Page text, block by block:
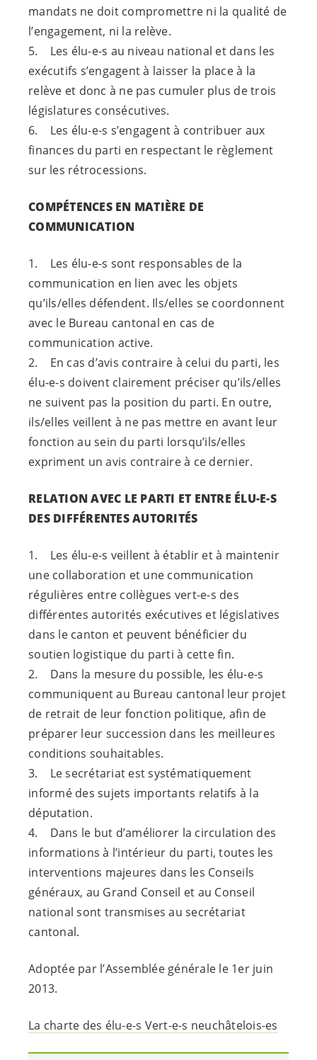
mandats ne doit compromettre ni la qualité de
l’engagement, ni la relève.
5. Les élu-e-s au niveau national et dans les
exécutifs s’engagent à laisser la place à la
relève et donc à ne pas cumuler plus de trois
législatures consécutives.
6. Les élu-e-s s’engagent à contribuer aux
finances du parti en respectant le règlement
sur les rétrocessions.
COMPÉTENCES EN MATIÈRE DE
COMMUNICATION
1. Les élu-e-s sont responsables de la
communication en lien avec les objets
qu’ils/elles défendent. Ils/elles se coordonnent
avec le Bureau cantonal en cas de
communication active.
2. En cas d’avis contraire à celui du parti, les
élu-e-s doivent clairement préciser qu’ils/elles
ne suivent pas la position du parti. En outre,
ils/elles veillent à ne pas mettre en avant leur
fonction au sein du parti lorsqu’ils/elles
expriment un avis contraire à ce dernier.
RELATION AVEC LE PARTI ET ENTRE ÉLU-E-S
DES DIFFÉRENTES AUTORITÉS
1. Les élu-e-s veillent à établir et à maintenir
une collaboration et une communication
régulières entre collègues vert-e-s des
différentes autorités exécutives et législatives
dans le canton et peuvent bénéficier du
soutien logistique du parti à cette fin.
2. Dans la mesure du possible, les élu-e-s
communiquent au Bureau cantonal leur projet
de retrait de leur fonction politique, afin de
préparer leur succession dans les meilleures
conditions souhaitables.
3. Le secrétariat est systématiquement
informé des sujets importants relatifs à la
députation.
4. Dans le but d’améliorer la circulation des
informations à l’intérieur du parti, toutes les
interventions majeures dans les Conseils
généraux, au Grand Conseil et au Conseil
national sont transmises au secrétariat
cantonal.
Adoptée par l’Assemblée générale le 1er juin
2013.
La charte des élu-e-s Vert-e-s neuchâtelois-es